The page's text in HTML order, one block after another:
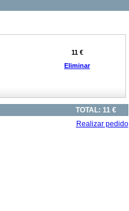
11 €
Eliminar
TOTAL: 11 €
Realizar pedido